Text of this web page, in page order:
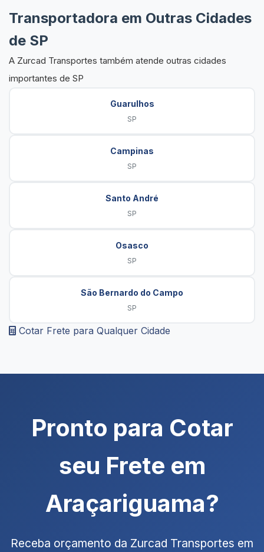
Transportadora em Outras Cidades
de SP
A Zurcad Transportes também atende outras cidades
importantes de SP
Guarulhos
SP
Campinas
SP
Santo André
SP
Osasco
SP
São Bernardo do Campo
SP
Cotar Frete para Qualquer Cidade
Pronto para Cotar
seu Frete em
Araçariguama?
Receba orçamento da Zurcad Transportes em